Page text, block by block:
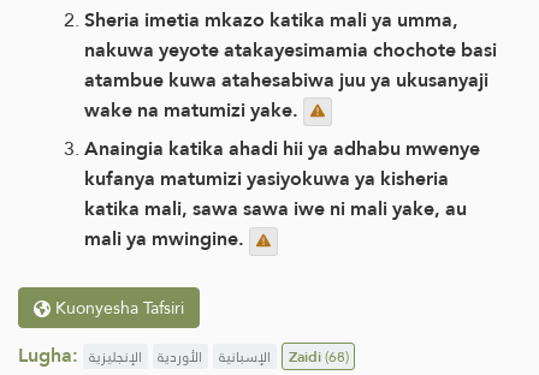
Sheria imetia mkazo katika mali ya umma,
nakuwa yeyote atakayesimamia chochote basi
atambue kuwa atahesabiwa juu ya ukusanyaji
wake na matumizi yake.
Anaingia katika ahadi hii ya adhabu mwenye
kufanya matumizi yasiyokuwa ya kisheria
katika mali, sawa sawa iwe ni mali yake, au
mali ya mwingine.
Kuonyesha Tafsiri
Lugha: الإنجليزية الأوردية الإسبانية Zaidi(68)